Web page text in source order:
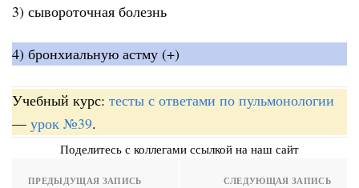
3) сывороточная болезнь
4) бронхиальную астму (+)
Учебный курс: тесты с ответами по пульмонологии
— урок №39.
Поделитесь с коллегами ссылкой на наш сайт
ПРЕДЫДУЩАЯ ЗАПИСЬ СЛЕДУЮЩАЯ ЗАПИСЬ